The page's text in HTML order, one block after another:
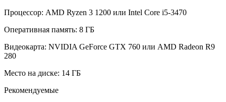
Процессор: AMD Ryzen 3 1200 или Intel Core i5-3470
Оперативная память: 8 ГБ
Видеокарта: NVIDIA GeForce GTX 760 или AMD Radeon R9
280
Место на диске: 14 ГБ
Рекомендуемые